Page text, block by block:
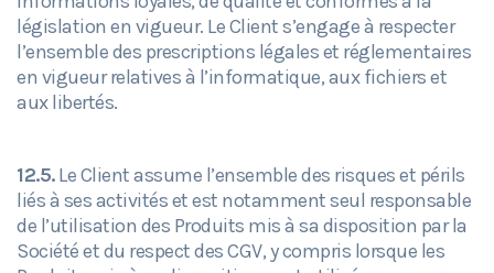
législation en vigueur. Le Client s’engage à respecter
l’ensemble des prescriptions légales et réglementaires
en vigueur relatives à l’informatique, aux fichiers et
aux libertés.
12.5.Le Client assume l’ensemble des risques et périls
liés à ses activités et est notamment seul responsable
de l’utilisation des Produits mis à sa disposition par la
Société et du respect des CGV, y compris lorsque les